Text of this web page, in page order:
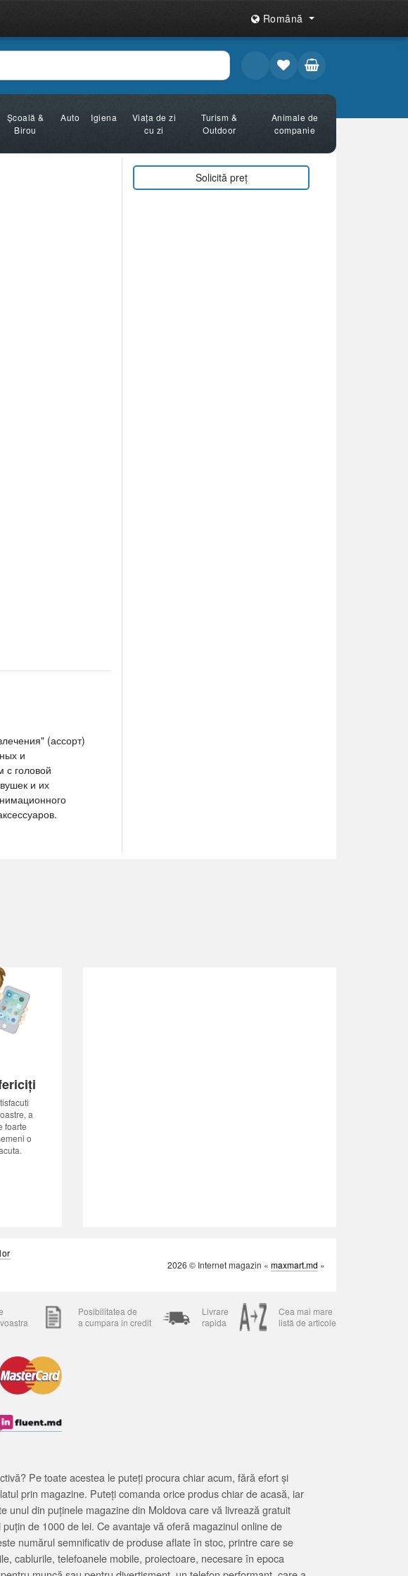
Română
Şcoală &
Birou
Auto Igiena
Viața de zi
cu zi
Turism &
Outdoor
Animale de
companie
(ассорт)
и
с головой
и их
Solicită preț
a
foarte
o
2026 © Internet magazin « maxmart.md »
Posibilitatea de
a cumpara in credit
Livrare
rapida
Cea mai mare
listă de articole
Pe toate acestea le puteți procura chiar acum, fără efort și
prin magazine. Puteți comanda orice produs chiar de acasă, iar
unul din puținele magazine din Moldova care vă livrează gratuit
de 1000 de lei. Ce avantaje vă oferă magazinul online de
numărul semnificativ de produse aflate în stoc, printre care se
cablurile, telefoanele mobile, proiectoare, necesare în epoca